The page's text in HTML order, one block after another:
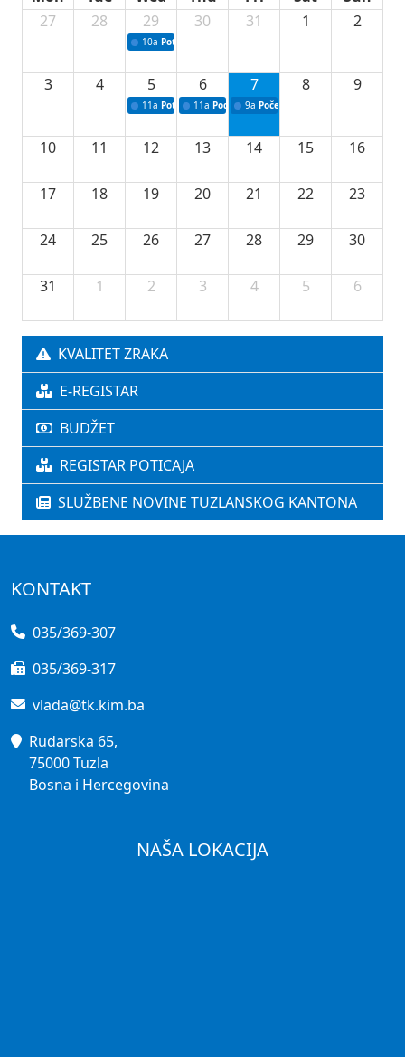
27
28 29
10a Potpisivanje ugovora sa neprofitnim
30 31 1 2
3 4 5
11a Potpisivanje ugovora o stipendijama za
6
11a Podrška razvoju vodne infrastrukture u
7
9a Početak izgradnje nove
8 9
10 11 12 13 14 15 16
17 18 19 20 21 22 23
24 25 26 27 28 29 30
31 1 2 3 4 5 6
KVALITET ZRAKA
E-REGISTAR
BUDŽET
REGISTAR POTICAJA
SLUŽBENE NOVINE TUZLANSKOG KANTONA
KONTAKT
035/369-307
035/369-317
vlada@tk.kim.ba
Rudarska 65,
75000 Tuzla
Bosna i Hercegovina
NAŠA LOKACIJA